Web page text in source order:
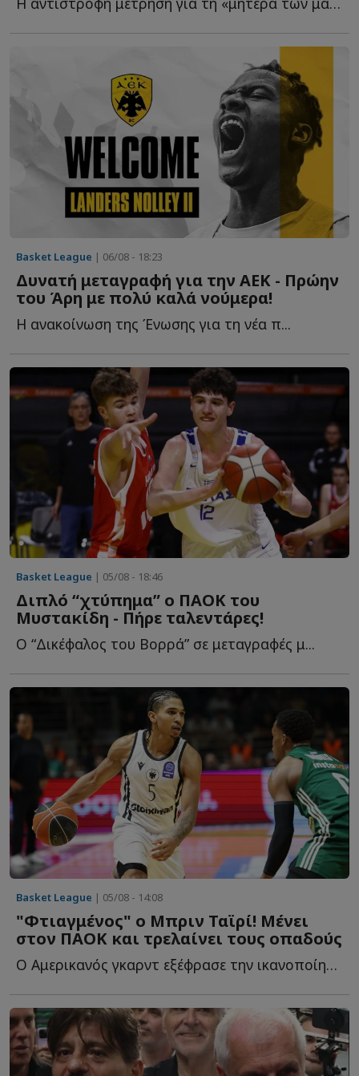
Basket League | 06/08 - 18:23
Δυνατή μεταγραφή για την ΑΕΚ - Πρώην
του Άρη με πολύ καλά νούμερα!
Η ανακοίνωση της Ένωσης για τη νέα π...
Basket League | 05/08 - 18:46
Διπλό “χτύπημα” ο ΠΑΟΚ του
Μυστακίδη - Πήρε ταλεντάρες!
Ο “Δικέφαλος του Βορρά” σε μεταγραφές μ...
Basket League | 05/08 - 14:08
"Φτιαγμένος" ο Μπριν Ταϊρί! Μένει
στον ΠΑΟΚ και τρελαίνει τους οπαδούς
Ο Αμερικανός γκαρντ εξέφρασε την ικανοποίησή του για τ...